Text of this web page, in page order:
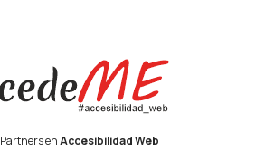
Partners enAccesibilidad Web